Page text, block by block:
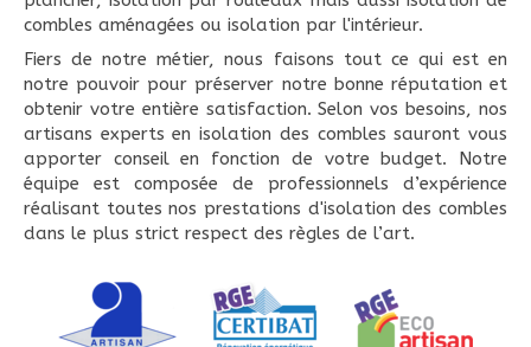
combles aménagées ou isolation par l'intérieur.
Fiers de notre métier, nous faisons tout ce qui est en
notre pouvoir pour préserver notre bonne réputation et
obtenir votre entière satisfaction. Selon vos besoins, nos
artisans experts en isolation des combles sauront vous
apporter conseil en fonction de votre budget. Notre
équipe est composée de professionnels d’expérience
réalisant toutes nos prestations d'isolation des combles
dans le plus strict respect des règles de l’art.